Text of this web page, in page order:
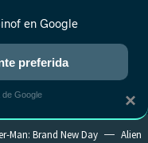
RANKINGS CINE
Man: Brand New Day Alien
×
en Google
preferida
Google